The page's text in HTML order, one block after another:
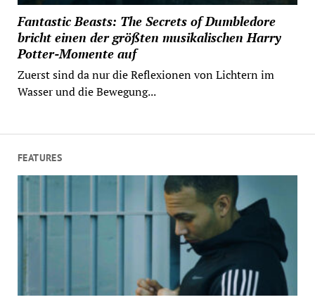
Fantastic Beasts: The Secrets of Dumbledore
bricht einen der größten musikalischen Harry
Potter-Momente auf
Zuerst sind da nur die Reflexionen von Lichtern im
Wasser und die Bewegung...
FEATURES